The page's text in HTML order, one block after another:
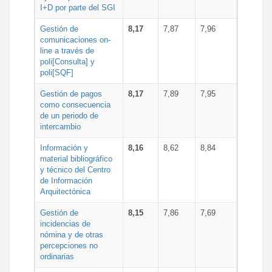
I+D por parte del SGI
Gestión de
comunicaciones on-
line a través de
poli[Consulta] y
poli[SQF]
8,17 7,87 7,96
Gestión de pagos
como consecuencia
de un periodo de
intercambio
8,17 7,89 7,95
Información y
material bibliográfico
y técnico del Centro
de Información
Arquitectónica
8,16 8,62 8,84
Gestión de
incidencias de
nómina y de otras
percepciones no
ordinarias
8,15 7,86 7,69